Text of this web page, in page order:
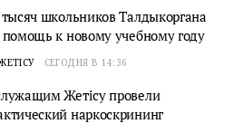
школьников Талдыкоргана
помощь к новому учебному году
СЕГОДНЯ В 14:36
Жетісу провели
наркоскрининг